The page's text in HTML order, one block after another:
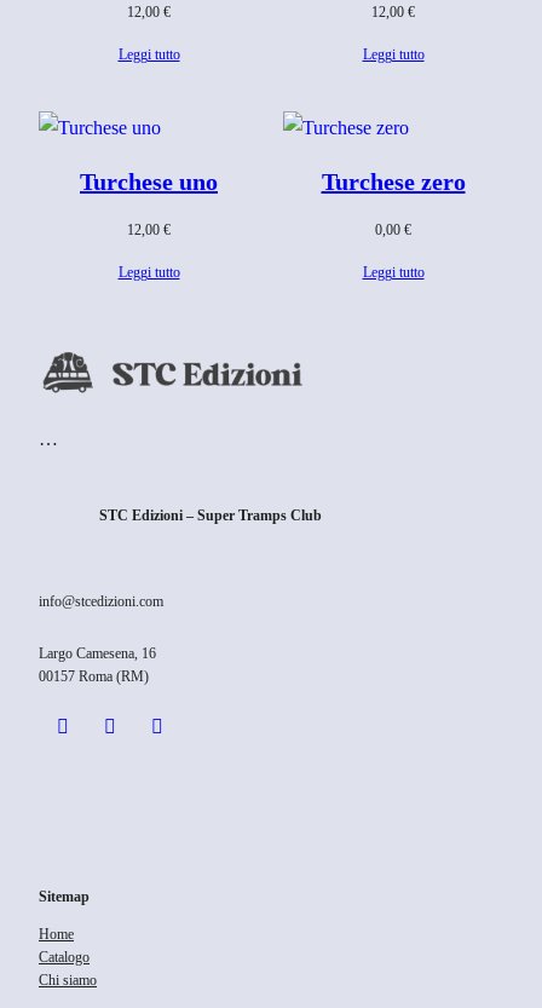
12,00 €
Leggi tutto
12,00 €
Leggi tutto
Turchese uno
12,00 €
Leggi tutto
Turchese zero
0,00 €
Leggi tutto
…
STC Edizioni – Super Tramps Club
info@stcedizioni.com
Largo Camesena, 16
00157 Roma (RM)
Sitemap
Home
Catalogo
Chi siamo